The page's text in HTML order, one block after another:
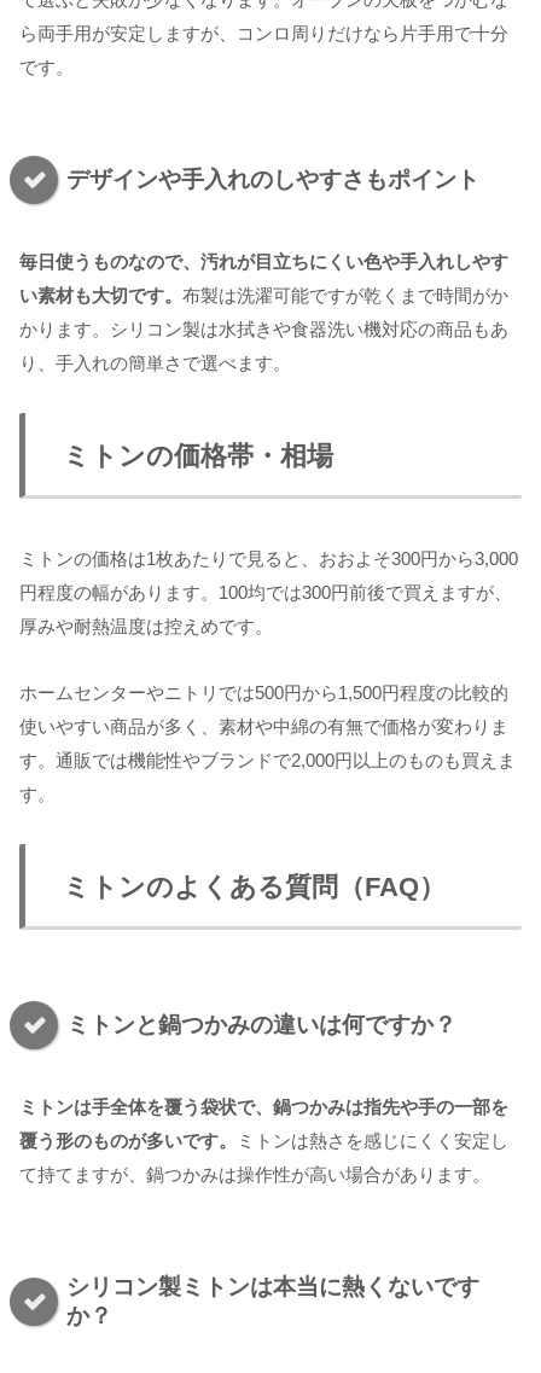
ら両手用が安定しますが、コンロ周りだけなら片手用で十分
です。
デザインや手入れのしやすさもポイント
毎日使うものなので、汚れが目立ちにくい色や手入れしやす
い素材も大切です。 布製は洗濯可能ですが乾くまで時間がか
かります。シリコン製は水拭きや食器洗い機対応の商品もあ
り、手入れの簡単さで選べます。
ミトンの価格帯・相場
ミトンの価格は1枚あたりで見ると、おおよそ300円から3,000
円程度の幅があります。100均では300円前後で買えますが、
厚みや耐熱温度は控えめです。
ホームセンターやニトリでは500円から1,500円程度の比較的
使いやすい商品が多く、素材や中綿の有無で価格が変わりま
す。通販では機能性やブランドで2,000円以上のものも買えま
す。
ミトンのよくある質問（FAQ）
ミトンと鍋つかみの違いは何ですか？
ミトンは手全体を覆う袋状で、鍋つかみは指先や手の一部を
覆う形のものが多いです。
ミトンは熱さを感じにくく安定し
て持てますが、鍋つかみは操作性が高い場合があります。
シリコン製ミトンは本当に熱くないです
か？